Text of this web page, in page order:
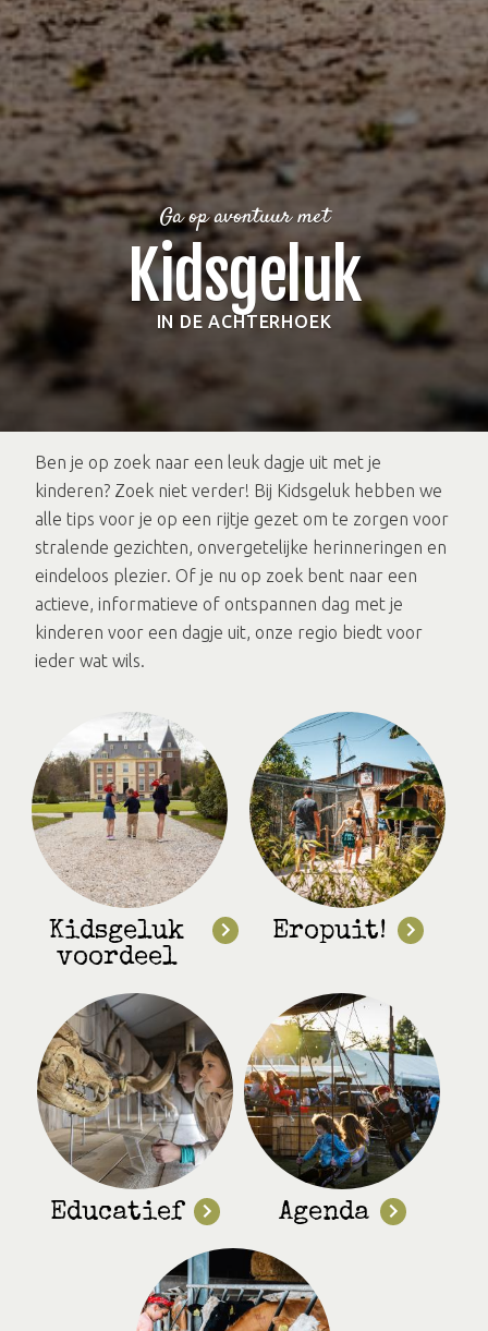
Ga op avontuur met
Kidsgeluk
IN DE ACHTERHOEK
Ben je op zoek naar een leuk dagje uit met je
kinderen? Zoek niet verder! Bij Kidsgeluk hebben we
alle tips voor je op een rijtje gezet om te zorgen voor
stralende gezichten, onvergetelijke herinneringen en
eindeloos plezier. Of je nu op zoek bent naar een
actieve, informatieve of ontspannen dag met je
kinderen voor een dagje uit, onze regio biedt voor
ieder wat wils.
Kidsgeluk
voordeel
Eropuit!
Educatief Agenda